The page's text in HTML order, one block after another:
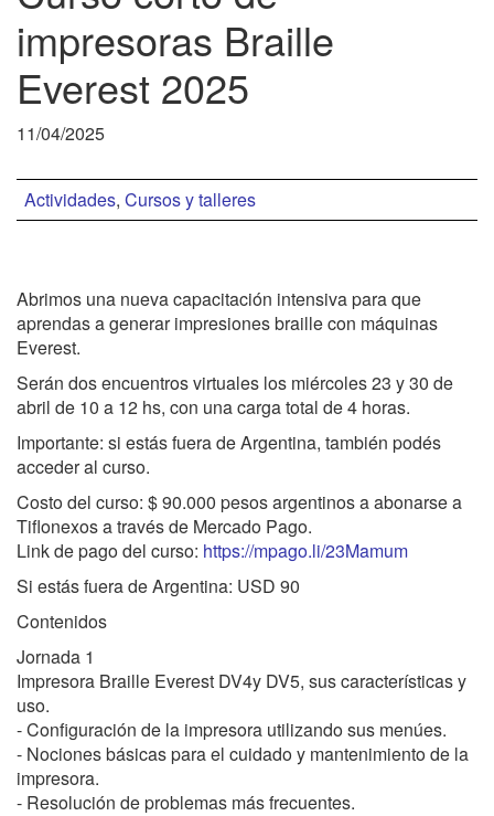
impresoras Braille
Everest 2025
11/04/2025
Actividades, Cursos y talleres
Abrimos una nueva capacitación intensiva para que
aprendas a generar impresiones braille con máquinas
Everest.
Serán dos encuentros virtuales los miércoles 23 y 30 de
abril de 10 a 12 hs, con una carga total de 4 horas.
Importante: si estás fuera de Argentina, también podés
acceder al curso.
Costo del curso: $ 90.000 pesos argentinos a abonarse a
Tiflonexos a través de Mercado Pago.
Link de pago del curso: https://mpago.li/23Mamum
Si estás fuera de Argentina: USD 90
Contenidos
Jornada 1
Impresora Braille Everest DV4y DV5, sus características y
uso.
- Configuración de la impresora utilizando sus menúes.
- Nociones básicas para el cuidado y mantenimiento de la
impresora.
- Resolución de problemas más frecuentes.